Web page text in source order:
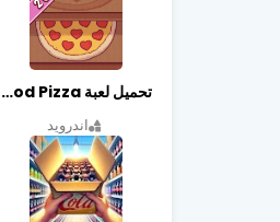
تحميل لعبة Good Pizza مهكرة اخر اصدار
اندرويد